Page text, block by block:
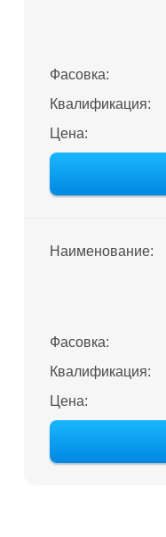
Фасовка:
Квалификация:
Цена:
Наименование:
Фасовка:
Квалификация:
Цена: